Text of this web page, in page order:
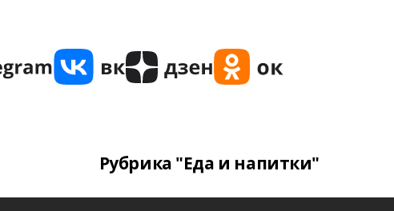
Рубрика "Еда и напитки"